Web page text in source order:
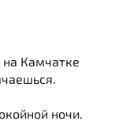
Камчатке
ночи.